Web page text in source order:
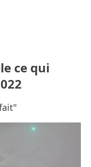
ce qui